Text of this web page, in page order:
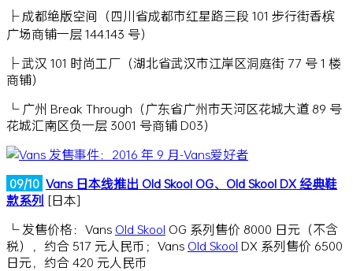
├ 成都绝版空间（四川省成都市红星路三段 101 步行街香槟
广场商铺一层 144.143 号）
├ 武汉 101 时尚工厂（湖北省武汉市江岸区洞庭街 77 号 1 楼
商铺）
└ 广州 Break Through（广东省广州市天河区花城大道 89 号
花城汇南区负一层 3001 号商铺 D03）
09/10 Vans 日本线推出 Old Skool OG、Old Skool DX 经典鞋
款系列 [日本]
└ 发售价格：Vans Old Skool OG 系列售价 8000 日元（不含
税），约合 517 元人民币；Vans Old Skool DX 系列售价 6500
日元，约合 420 元人民币